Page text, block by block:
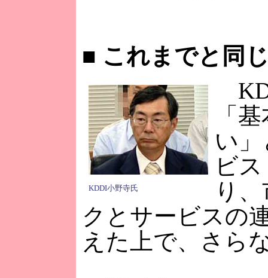
■ これまでと同
KDDI小野寺氏
「
い
ビ
り
クとサービスの
えた上で、さら